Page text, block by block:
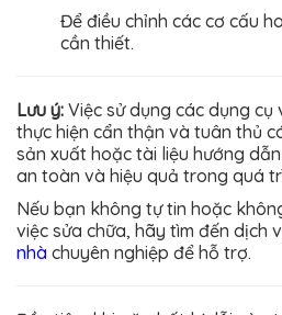
Để điều chỉnh các cơ cấu
cần thiết.
Lưu ý: Việc sử dụng các dụng
thực hiện cẩn thận và tuân thủ
sản xuất hoặc tài liệu hướng
an toàn và hiệu quả trong quá
Nếu bạn không tự tin hoặc
việc sửa chữa, hãy tìm đến dịch
nhà chuyên nghiệp để hỗ trợ.